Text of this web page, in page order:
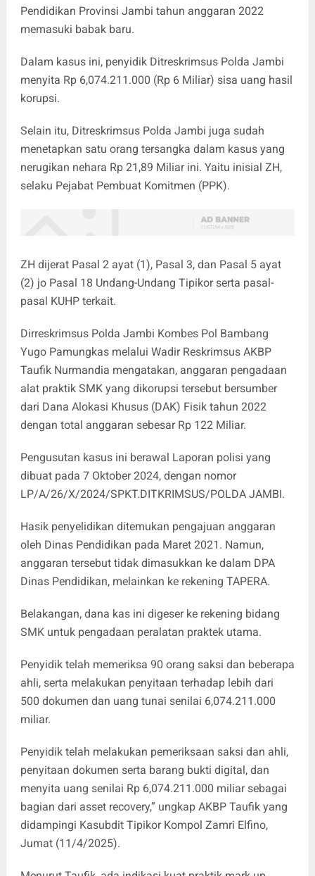
Pendidikan Provinsi Jambi tahun anggaran 2022
memasuki babak baru.
Dalam kasus ini, penyidik Ditreskrimsus Polda Jambi
menyita Rp 6,074.211.000 (Rp 6 Miliar) sisa uang hasil
korupsi.
Selain itu, Ditreskrimsus Polda Jambi juga sudah
menetapkan satu orang tersangka dalam kasus yang
nerugikan nehara Rp 21,89 Miliar ini. Yaitu inisial ZH,
selaku Pejabat Pembuat Komitmen (PPK).
ZH dijerat Pasal 2 ayat (1), Pasal 3, dan Pasal 5 ayat
(2) jo Pasal 18 Undang-Undang Tipikor serta pasal-
pasal KUHP terkait.
Dirreskrimsus Polda Jambi Kombes Pol Bambang
Yugo Pamungkas melalui Wadir Reskrimsus AKBP
Taufik Nurmandia mengatakan, anggaran pengadaan
alat praktik SMK yang dikorupsi tersebut bersumber
dari Dana Alokasi Khusus (DAK) Fisik tahun 2022
dengan total anggaran sebesar Rp 122 Miliar.
Pengusutan kasus ini berawal Laporan polisi yang
dibuat pada 7 Oktober 2024, dengan nomor
LP/A/26/X/2024/SPKT.DITKRIMSUS/POLDA JAMBI.
Hasik penyelidikan ditemukan pengajuan anggaran
oleh Dinas Pendidikan pada Maret 2021. Namun,
anggaran tersebut tidak dimasukkan ke dalam DPA
Dinas Pendidikan, melainkan ke rekening TAPERA.
Belakangan, dana kas ini digeser ke rekening bidang
SMK untuk pengadaan peralatan praktek utama.
Penyidik telah memeriksa 90 orang saksi dan beberapa
ahli, serta melakukan penyitaan terhadap lebih dari
500 dokumen dan uang tunai senilai 6,074.211.000
miliar.
Penyidik telah melakukan pemeriksaan saksi dan ahli,
penyitaan dokumen serta barang bukti digital, dan
menyita uang senilai Rp 6,074.211.000 miliar sebagai
bagian dari asset recovery,” ungkap AKBP Taufik yang
didampingi Kasubdit Tipikor Kompol Zamri Elfino,
Jumat (11/4/2025).